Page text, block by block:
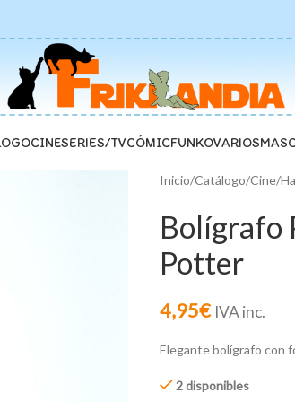
CINESERIES/TVCÓMICFUNKOVARIOS
Inicio/Catálogo/Cine/
Bolígrafo
Potter
4,95€ IVA inc.
Elegante bolígrafo con
2 disponibles